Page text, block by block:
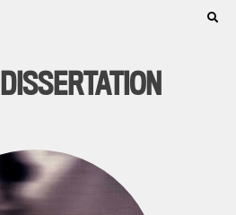
DISSERTATION